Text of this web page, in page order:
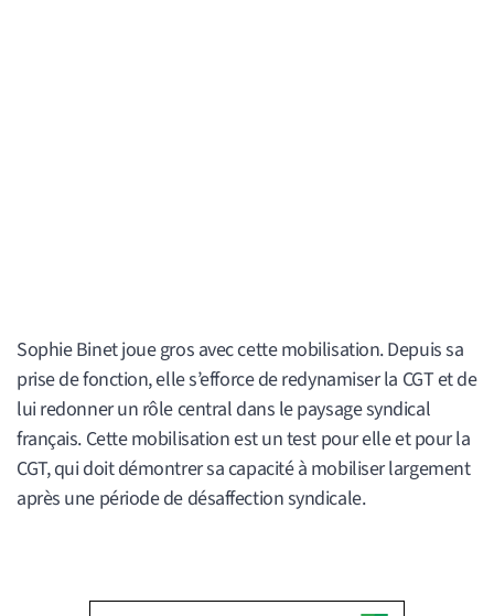
Sophie Binet joue gros avec cette mobilisation. Depuis sa
prise de fonction, elle s’efforce de redynamiser la CGT et de
lui redonner un rôle central dans le paysage syndical
français. Cette mobilisation est un test pour elle et pour la
CGT, qui doit démontrer sa capacité à mobiliser largement
après une période de désaffection syndicale.